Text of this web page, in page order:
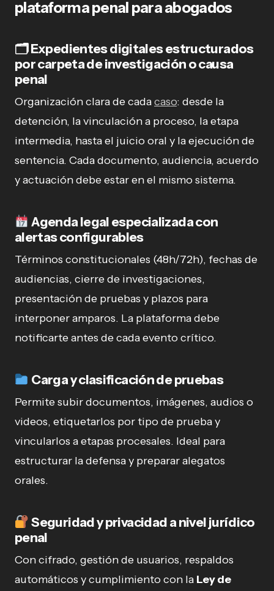
plataforma penal para abogados
🗂 Expedientes digitales estructurados
por carpeta de investigación o causa
penal
Organización clara de cadacaso: desde la
detención, la vinculación a proceso, la etapa
intermedia, hasta el juicio oral y la ejecución de
sentencia. Cada documento, audiencia, acuerdo
y actuación debe estar en el mismo sistema.
Agenda legal especializada con
alertas configurables
Términos constitucionales (48h/72h), fechas de
audiencias, cierre de investigaciones,
presentación de pruebas y plazos para
interponer amparos. La plataforma debe
notificarte antes de cada evento crítico.
Carga y clasificación de pruebas
Permite subir documentos, imágenes, audios o
videos, etiquetarlos por tipo de prueba y
vincularlos a etapas procesales. Ideal para
estructurar la defensa y preparar alegatos
orales.
Seguridad y privacidad a nivel jurídico
penal
Con cifrado, gestión de usuarios, respaldos
automáticos y cumplimiento con la Ley de